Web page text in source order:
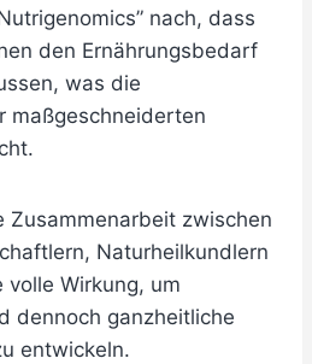
nach, dass
den Ernährungsbedarf
was die
maßgeschneiderten
zwischen
Naturheilkundlern
Wirkung, um
dennoch ganzheitliche
entwickeln.